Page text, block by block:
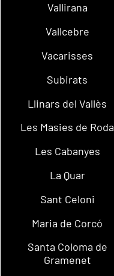
Vallirana
Vallcebre
Vacarisses
Subirats
Llinars del Vallès
Les Masies de Roda
Les Cabanyes
La Quar
Sant Celoni
Maria de Corcó
Santa Coloma de
Gramenet